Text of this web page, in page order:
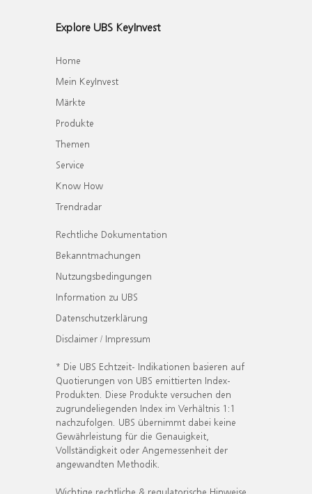
Explore UBS KeyInvest
Home
Mein KeyInvest
Märkte
Produkte
Themen
Service
Know How
Trendradar
Rechtliche Dokumentation
Bekanntmachungen
Nutzungsbedingungen
Information zu UBS
Datenschutzerklärung
Disclaimer / Impressum
* Die UBS Echtzeit- Indikationen basieren auf
Quotierungen von UBS emittierten Index-
Produkten. Diese Produkte versuchen den
zugrundeliegenden Index im Verhältnis 1:1
nachzufolgen. UBS übernimmt dabei keine
Gewährleistung für die Genauigkeit,
Vollständigkeit oder Angemessenheit der
angewandten Methodik.